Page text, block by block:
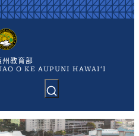
州教育部
O KE AUPUNI HAWAIʻI